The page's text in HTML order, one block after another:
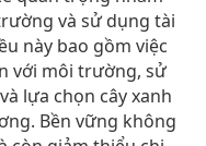
và sử dụng tài
này bao gồm việc
với môi trường, sử
lựa chọn cây xanh
Bền vững không